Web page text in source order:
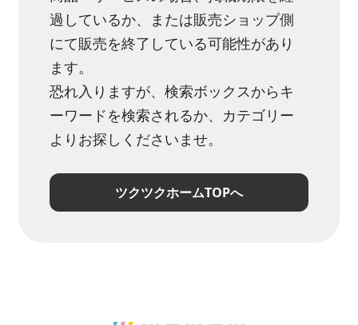
過しているか、または販売ショップ側
にて販売を終了している可能性があり
ます。
恐れ入りますが、検索ボックスからキ
ーワードを検索されるか、カテゴリー
よりお探しくださいませ。
ツクツクホームTOPへ